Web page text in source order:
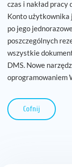
Aktualności
Kontakt
czas i nakład pracy
Konto użytkownika
po jego
poszczególnych
wszystkie
DMS. Nowe
oprogramowaniem
Cofnij